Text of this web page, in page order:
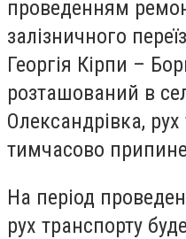
проведенням
залізничного
Георгія Кірпи –
розташований в
Олександрівка,
тимчасово
На період
рух транспорту